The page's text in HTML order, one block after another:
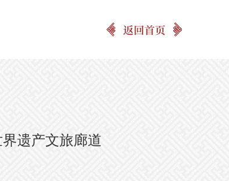
返回首页
遗产文旅廊道